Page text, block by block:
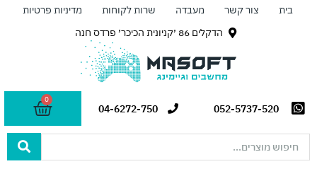
בית צור קשר מעבדה שרות לקוחות
מדיניות פרטיות
הדקלים 86 ׳קניונית הכיכר׳ פרדס חנה
052-5737-520
04-6272-750
0
עגלת
קניות